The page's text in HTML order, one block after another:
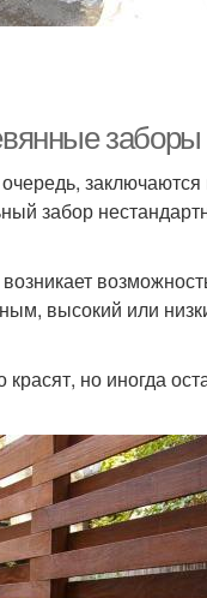
заборы
забор
высокий или
но иногда